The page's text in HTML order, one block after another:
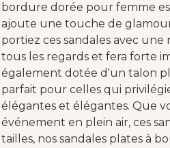
bordure dorée pour femme
ajoute une touche de
portiez ces sandales avec
tous les regards et fera forte
également dotée d'un talon
parfait pour celles qui
élégantes et élégantes. Que
événement en plein air, ces
tailles, nos sandales plates à